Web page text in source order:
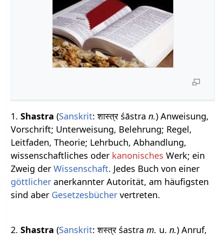
1.Shastra (Sanskrit: शास्त्र śāstran.) Anweisung,
Vorschrift; Unterweisung, Belehrung; Regel,
Leitfaden, Theorie; Lehrbuch, Abhandlung,
wissenschaftliches oder kanonisches Werk; ein
Zweig derWissenschaft. Jedes Buch von einer
göttlicher anerkannter Autorität, am häufigsten
sind aber Gesetzesbücher vertreten.
2.Shastra (Sanskrit: शस्त्र śastram. u.n.) Anruf,